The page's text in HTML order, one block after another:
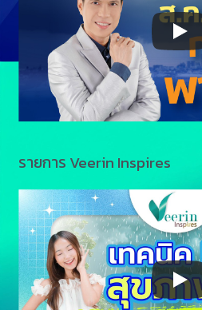
รายการ Veerin Inspires